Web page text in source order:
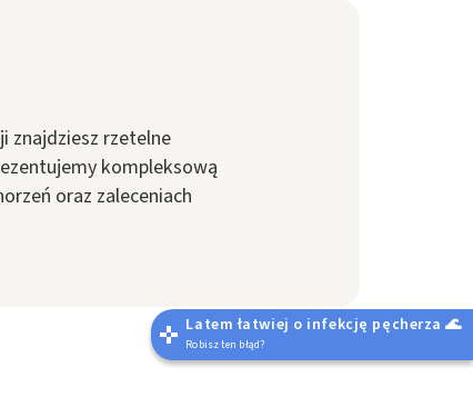
znajdziesz rzetelne
kompleksową
oraz zaleceniach
Latem łatwiej o infekcję pęcherza 🌊
Robisz ten błąd?